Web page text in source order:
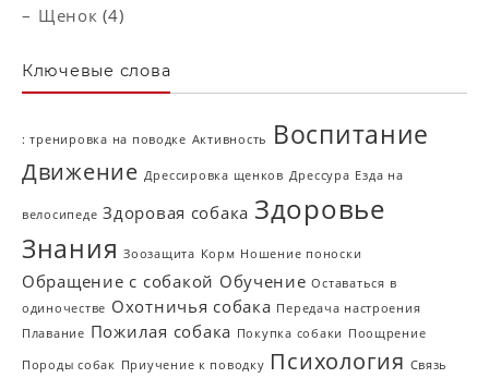
Щенок (4)
Ключевые слова
: тренировка на поводке Активность Воспитание
Движение Дрессировка щенков Дрессура Езда на
велосипеде Здоровая собака Здоровье
Знания Зоозащита Корм Ношение поноски
Обращение с собакой Обучение Оставаться в
одиночестве Охотничья собака Передача настроения
Плавание Пожилая собака Покупка собаки Поощрение
Породы собак Приучение к поводку Психология Связь